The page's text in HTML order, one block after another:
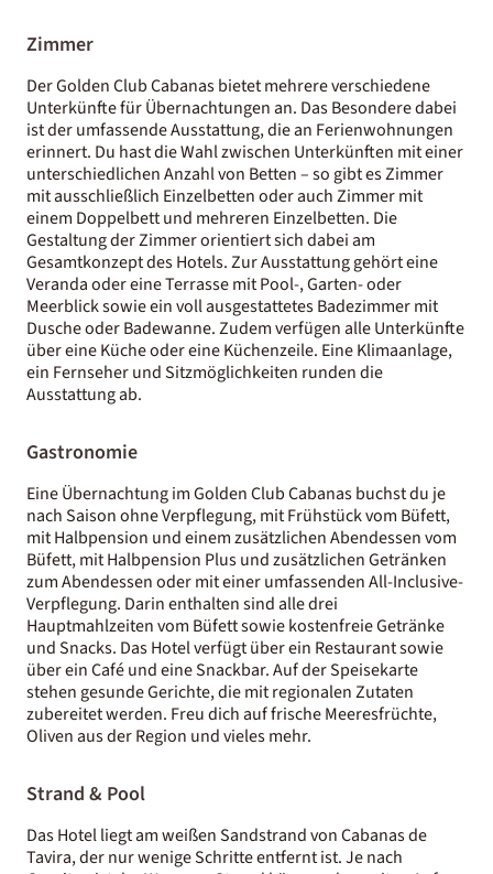
Zimmer
Der Golden Club Cabanas bietet mehrere verschiedene
Unterkünfte für Übernachtungen an. Das Besondere dabei
ist der umfassende Ausstattung, die an Ferienwohnungen
erinnert. Du hast die Wahl zwischen Unterkünften mit einer
unterschiedlichen Anzahl von Betten – so gibt es Zimmer
mit ausschließlich Einzelbetten oder auch Zimmer mit
einem Doppelbett und mehreren Einzelbetten. Die
Gestaltung der Zimmer orientiert sich dabei am
Gesamtkonzept des Hotels. Zur Ausstattung gehört eine
Veranda oder eine Terrasse mit Pool-, Garten- oder
Meerblick sowie ein voll ausgestattetes Badezimmer mit
Dusche oder Badewanne. Zudem verfügen alle Unterkünfte
über eine Küche oder eine Küchenzeile. Eine Klimaanlage,
ein Fernseher und Sitzmöglichkeiten runden die
Ausstattung ab.
Gastronomie
Eine Übernachtung im Golden Club Cabanas buchst du je
nach Saison ohne Verpflegung, mit Frühstück vom Büfett,
mit Halbpension und einem zusätzlichen Abendessen vom
Büfett, mit Halbpension Plus und zusätzlichen Getränken
zum Abendessen oder mit einer umfassenden All-Inclusive-
Verpflegung. Darin enthalten sind alle drei
Hauptmahlzeiten vom Büfett sowie kostenfreie Getränke
und Snacks. Das Hotel verfügt über ein Restaurant sowie
über ein Café und eine Snackbar. Auf der Speisekarte
stehen gesunde Gerichte, die mit regionalen Zutaten
zubereitet werden. Freu dich auf frische Meeresfrüchte,
Oliven aus der Region und vieles mehr.
Strand & Pool
Das Hotel liegt am weißen Sandstrand von Cabanas de
Tavira, der nur wenige Schritte entfernt ist. Je nach